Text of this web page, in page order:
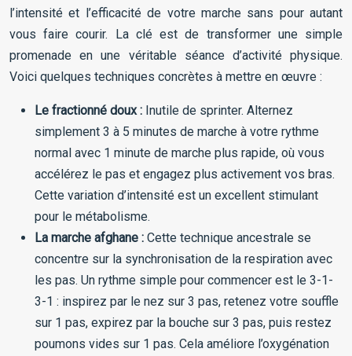
l’intensité et l’efficacité de votre marche sans pour autant
vous faire courir. La clé est de transformer une simple
promenade en une véritable séance d’activité physique.
Voici quelques techniques concrètes à mettre en œuvre :
Le fractionné doux : Inutile de sprinter. Alternez
simplement 3 à 5 minutes de marche à votre rythme
normal avec 1 minute de marche plus rapide, où vous
accélérez le pas et engagez plus activement vos bras.
Cette variation d’intensité est un excellent stimulant
pour le métabolisme.
La marche afghane : Cette technique ancestrale se
concentre sur la synchronisation de la respiration avec
les pas. Un rythme simple pour commencer est le 3-1-
3-1 : inspirez par le nez sur 3 pas, retenez votre souffle
sur 1 pas, expirez par la bouche sur 3 pas, puis restez
poumons vides sur 1 pas. Cela améliore l’oxygénation